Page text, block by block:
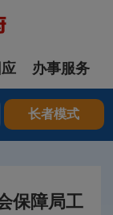
办事服务
长者模式
保障局工